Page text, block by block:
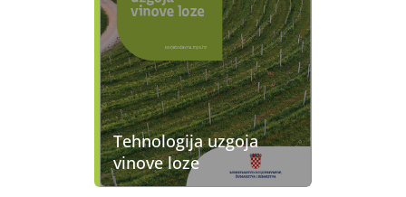
Tehnologija uzgoja
vinove loze